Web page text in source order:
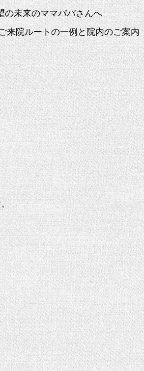
の未来のママパパさんへ
来院ルートの一例と院内のご案内